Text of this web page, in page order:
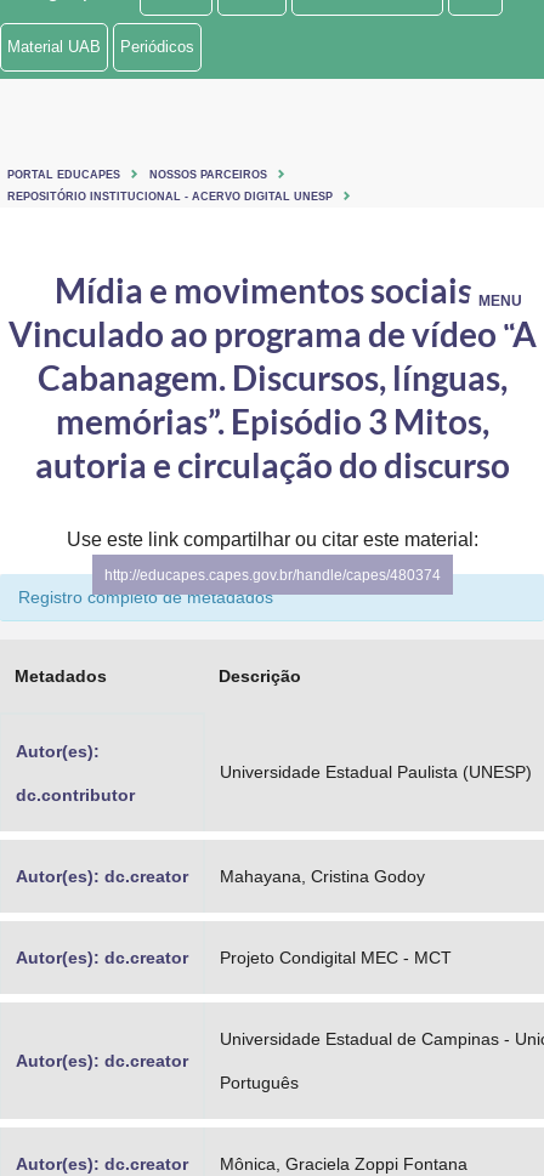
Ministério de Minas e Energia
Ministério do Turismo
Controladoria-Geral da União
Ministério da Mulher, da Família e dos Direitos Humanos
Secretaria de Governo
Advocacia-Geral da União
Banco Central do Brasil
Planalto
MENU
Material UAB Periódicos
PORTAL EDUCAPES
NOSSOS PARCEIROS
REPOSITÓRIO INSTITUCIONAL - ACERVO DIGITAL UNESP
Mídia e movimentos sociais -
Vinculado ao programa de vídeo “A
Cabanagem. Discursos, línguas,
memórias”. Episódio 3 Mitos,
autoria e circulação do discurso
Use este link compartilhar ou citar este material:
http://educapes.capes.gov.br/handle/capes/480374
Registro completo de metadados
Metadados Descrição
Autor(es):
dc.contributor
Universidade Estadual Paulista (UNESP)
Autor(es): dc.creator Mahayana, Cristina Godoy
Autor(es): dc.creator Projeto Condigital MEC - MCT
Autor(es): dc.creator
Universidade Estadual de Campinas -
Português
Autor(es): dc.creator Mônica, Graciela Zoppi Fontana